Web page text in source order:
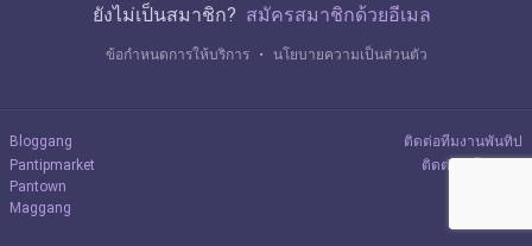
ยังไม่เป็นสมาชิก? สมัครสมาชิกด้วยอีเมล
ข้อกำหนดการให้บริการ ・ นโยบายความเป็นส่วนตัว
Bloggang
Pantipmarket
Pantown
Maggang
ติดต่อทีมงานพันทิป
ติดต่อลงโฆษณา